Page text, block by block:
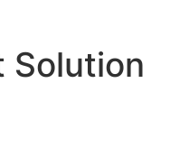
Solution